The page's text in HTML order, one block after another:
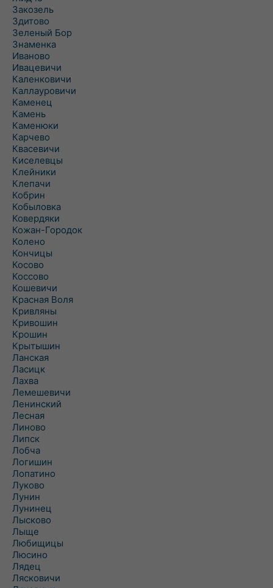
Закозель
Здитово
Зеленый Бор
Знаменка
Иваново
Ивацевичи
Каленковичи
Каллауровичи
Каменец
Камень
Каменюки
Карчево
Квасевичи
Киселевцы
Клейники
Клепачи
Кобрин
Кобыловка
Ковердяки
Кожан-Городок
Колено
Кончицы
Косово
Коссово
Кошевичи
Красная Воля
Кривляны
Кривошин
Крошин
Крытышин
Ланская
Ласицк
Лахва
Лемешевичи
Ленинский
Лесная
Линово
Липск
Лобча
Логишин
Лопатино
Луково
Лунин
Лунинец
Лысково
Лыще
Любищицы
Люсино
Лядец
Лясковичи